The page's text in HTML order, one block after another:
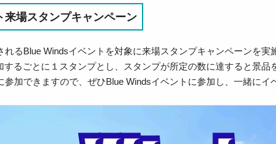
場スタンプキャンペーン
るBlue Windsイベントを対象に来場スタンプキャンペーンを実
するごとに１スタンプとし、スタンプが所定の数に達すると景品
参加できますので、ぜひBlue Windsイベントに参加し、一緒にイ